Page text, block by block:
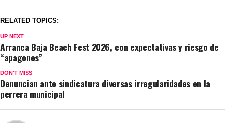
RELATED TOPICS:
UP NEXT
Arranca Baja Beach Fest 2026, con expectativas y riesgo de
“apagones”
DON'T MISS
Denuncian ante sindicatura diversas irregularidades en la
perrera municipal